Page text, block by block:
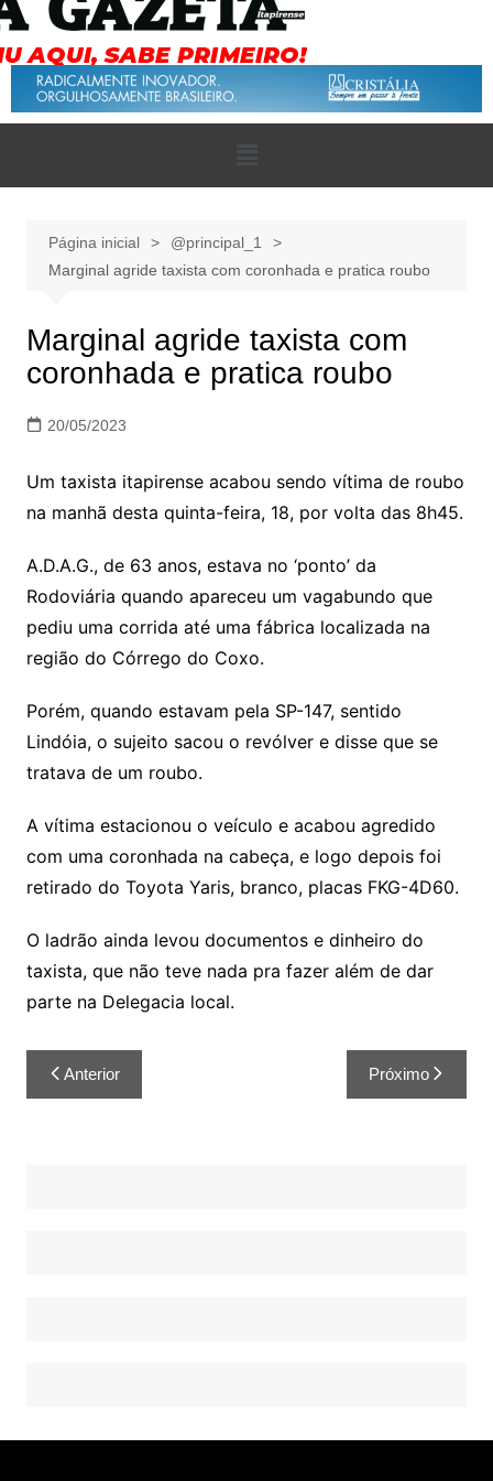
Página inicial
@principal_1
Marginal agride taxista com coronhada e pratica roubo
Marginal agride taxista com
coronhada e pratica roubo
20/05/2023
Um taxista itapirense acabou sendo vítima de roubo
na manhã desta quinta-feira, 18, por volta das 8h45.
A.D.A.G., de 63 anos, estava no ‘ponto’ da
Rodoviária quando apareceu um vagabundo que
pediu uma corrida até uma fábrica localizada na
região do Córrego do Coxo.
Porém, quando estavam pela SP-147, sentido
Lindóia, o sujeito sacou o revólver e disse que se
tratava de um roubo.
A vítima estacionou o veículo e acabou agredido
com uma coronhada na cabeça, e logo depois foi
retirado do Toyota Yaris, branco, placas FKG-4D60.
O ladrão ainda levou documentos e dinheiro do
taxista, que não teve nada pra fazer além de dar
parte na Delegacia local.
Anterior Próximo